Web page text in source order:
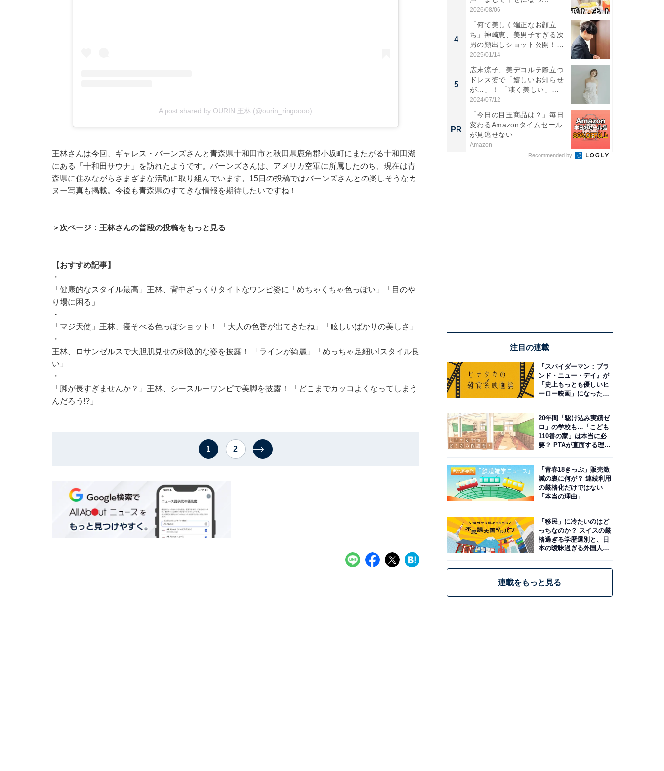
A post shared by OURIN 王林 (@ourin_ringoooo)
王林さんは今回、ギャレス・バーンズさんと青森県十和田市と秋田県鹿角郡小坂町にまたがる十和田湖
にある「十和田サウナ」を訪れたようです。バーンズさんは、アメリカ空軍に所属したのち、現在は青
森県に住みながらさまざまな活動に取り組んでいます。15日の投稿ではバーンズさんとの楽しそうなカ
ヌー写真も掲載。今後も青森県のすてきな情報を期待したいですね！
＞次ページ：王林さんの普段の投稿をもっと見る
【おすすめ記事】
・
「健康的なスタイル最高」王林、背中ざっくりタイトなワンピ姿に「めちゃくちゃ色っぽい」「目のや
り場に困る」
・
「マジ天使」王林、寝そべる色っぽショット！ 「大人の色香が出てきたね」「眩しいばかりの美しさ」
・
王林、ロサンゼルスで大胆肌見せの刺激的な姿を披露！ 「ラインが綺麗」「めっちゃ足細い!スタイル良
い」
・
「脚が長すぎませんか？」王林、シースルーワンピで美脚を披露！ 「どこまでカッコよくなってしまう
んだろう!?」
1 2
2026/08/06
4
「何て美しく端正なお顔立
ち」神崎恵、美男子すぎる次
男の顔出しショット公開！
「め...
2025/01/14
5
広末涼子、美デコルテ際立つ
ドレス姿で「嬉しいお知らせ
が…」！ 「凄く美しい」
「透...
2024/07/12
PR
「今日の目玉商品は？」毎日
変わるAmazonタイムセール
が見逃せない
Amazon
Recommended by
注目の連載
『スパイダーマン：ブラ
ンド・ニュー・デイ』が
「史上もっとも優しいヒ
ーロー映画」になった理
20年間「駆け込み実績ゼ
ロ」の学校も…「こども
110番の家」は本当に必
要？ PTAが直面する理想
「青春18きっぷ」販売激
減の裏に何が？ 連続利用
の厳格化だけではない
「本当の理由」
「移民」に冷たいのはど
っちなのか？ スイスの厳
格過ぎる学歴選別と、日
本の曖昧過ぎる外国人政
連載をもっと見る